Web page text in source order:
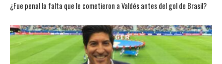
¿Fue penal la falta que le cometieron a Valdés antes del gol de Brasil?